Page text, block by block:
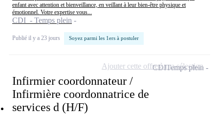
enfant avec attention et bienveillance, en veillant à leur bien-être physique et
émotionnel. Votre expertise vous...
CDI - Temps plein
Publié il y a 23 jours Soyez parmi les 1ers à postuler
Infirmier coordonnateur /
Infirmière coordonnatrice de
services d (H/F)
CDITemps plein
Ajouter cette offre à ma sélection